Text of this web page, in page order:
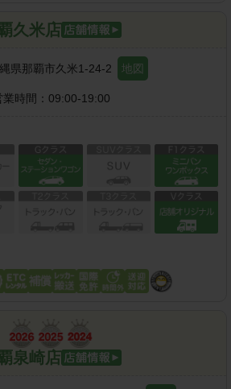
久米店
県那覇市久米1-24-2 地図
業時間： 09:00-19:00
泉崎店